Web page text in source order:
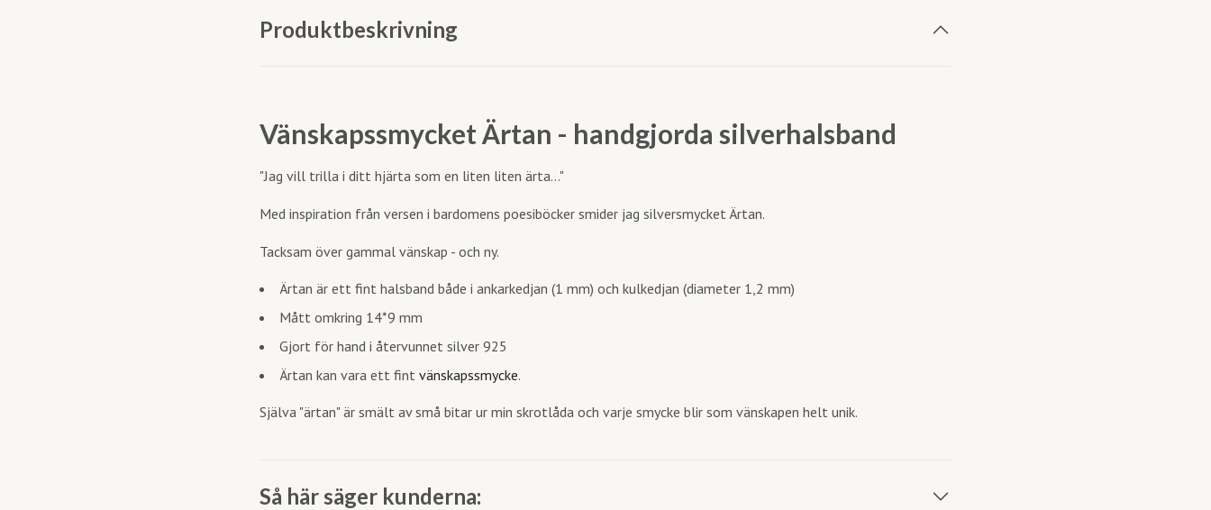
Produktbeskrivning
Vänskapssmycket Ärtan - handgjorda silverhalsband
"Jag vill trilla i ditt hjärta som en liten liten ärta..."
Med inspiration från versen i bardomens poesiböcker smider jag silversmycket Ärtan.
Tacksam över gammal vänskap - och ny.
Ärtan är ett fint halsband både i ankarkedjan (1 mm) och kulkedjan (diameter 1,2 mm)
Mått omkring 14*9 mm
Gjort för hand i återvunnet silver 925
Ärtan kan vara ett fint vänskapssmycke.
Själva "ärtan" är smält av små bitar ur min skrotlåda och varje smycke blir som vänskapen helt unik.
Så här säger kunderna: